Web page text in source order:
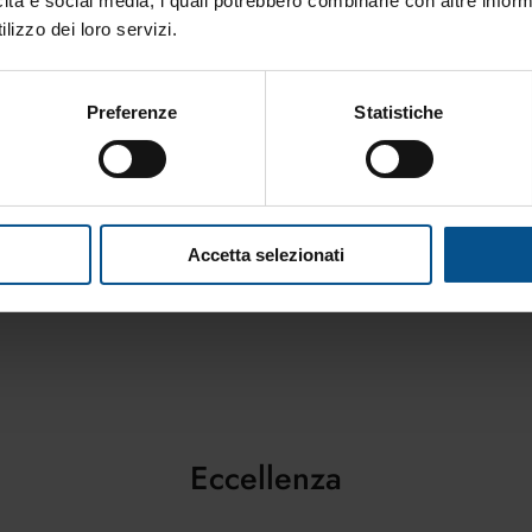
dei loro servizi.
Preferenze Statistiche
Accetta selezionati
Generosità e coerenza: esserci con tempo,
competenza e valori costruisce fiducia e
autorevolezza nel ruolo manageriale.
La
La
Eccellenza